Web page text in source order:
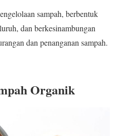
sampah, berbentuk
dan berkesinambungan
dan penanganan sampah.
Organik